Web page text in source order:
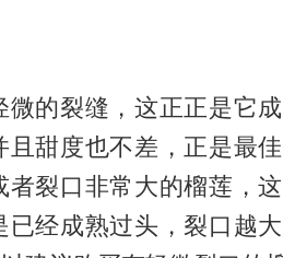
的裂缝，这正正是它
甜度也不差，正是最
裂口非常大的榴莲，
经成熟过头，裂口越